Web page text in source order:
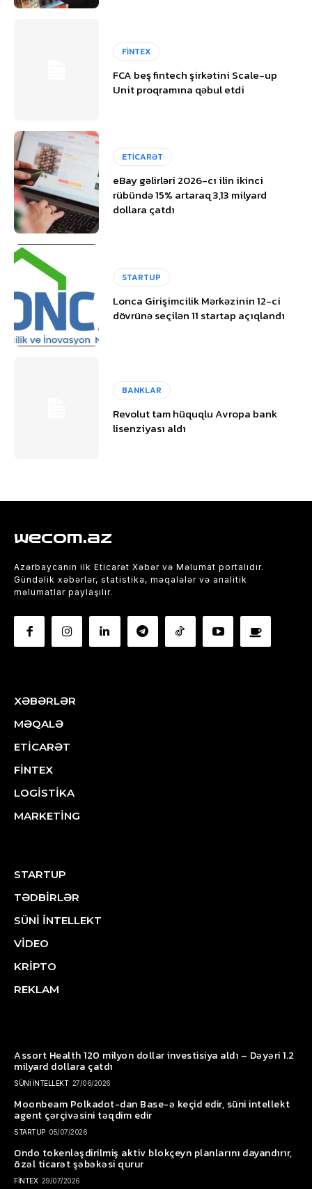
FİNTEX
FCA beş fintech şirkətini Scale-up
Unit proqramına qəbul etdi
ETİCARƏT
eBay gəlirləri 2026-cı ilin ikinci
rübündə 15% artaraq 3,13 milyard
dollara çatdı
STARTUP
Lonca Girişimcilik Mərkəzinin 12-ci
dövrünə seçilən 11 startap açıqlandı
BANKLAR
Revolut tam hüquqlu Avropa bank
lisenziyası aldı
wecom.az
Azərbaycanın ilk Eticarət Xəbər və Məlumat portalıdır.
Gündəlik xəbərlər, statistika, məqalələr və analitik
məlumatlar paylaşılır.
XƏBƏRLƏR
MƏQALƏ
ETİCARƏT
FİNTEX
LOGİSTİKA
MARKETİNG
STARTUP
TƏDBİRLƏR
SÜNİ İNTELLEKT
VİDEO
KRİPTO
REKLAM
Assort Health 120 milyon dollar investisiya aldı – Dəyəri 1.2
milyard dollara çatdı
SÜNİ İNTELLEKT 27/06/2026
Moonbeam Polkadot-dan Base-ə keçid edir, süni intellekt
agent çərçivəsini təqdim edir
STARTUP 05/07/2026
Ondo tokenləşdirilmiş aktiv blokçeyn planlarını dayandırır,
özəl ticarət şəbəkəsi qurur
FİNTEX 29/07/2026